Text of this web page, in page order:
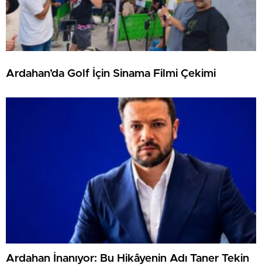
Ardahan’da Golf İçin Sinama Filmi Çekimi
Ardahan İnanıyor: Bu Hikâyenin Adı Taner Tekin